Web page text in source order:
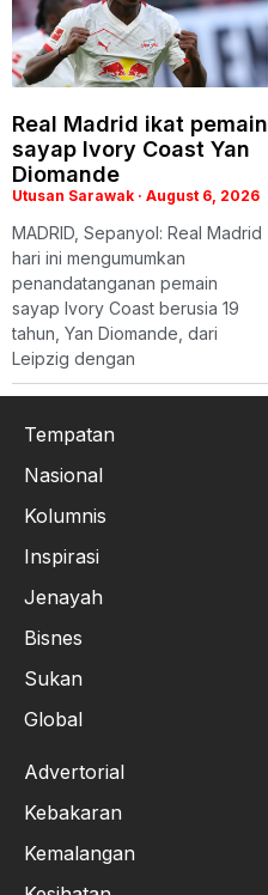
Real Madrid ikat pemain
sayap Ivory Coast Yan
Diomande
Utusan Sarawak August 6, 2026
MADRID, Sepanyol: Real Madrid
hari ini mengumumkan
penandatanganan pemain
sayap Ivory Coast berusia 19
tahun, Yan Diomande, dari
Leipzig dengan
Tempatan
Nasional
Kolumnis
Inspirasi
Jenayah
Bisnes
Sukan
Global
Advertorial
Kebakaran
Kemalangan